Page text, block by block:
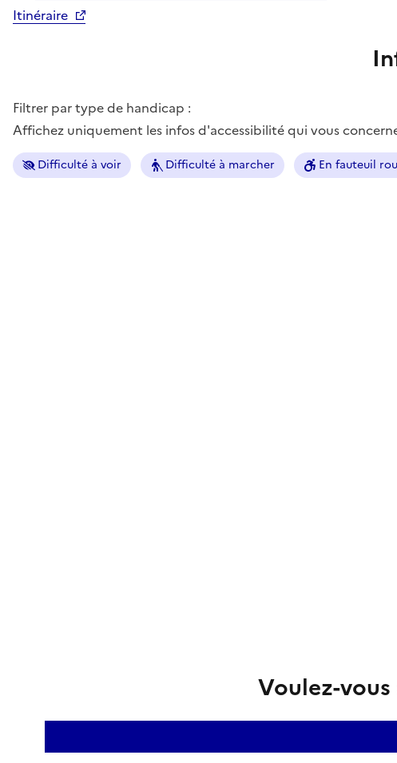
Itinéraire
Filtrer par type de handicap :
Affichez uniquement les infos d'accessibilité qui vous
Difficulté à voir Difficulté à marcher En fauteuil
Voulez-